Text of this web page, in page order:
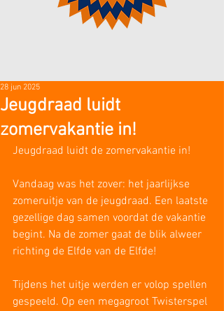
Jeugdraad luidt
zomervakantie in!
28 jun 2025
Jeugdraad luidt de zomervakantie in!
Vandaag was het zover: het jaarlijkse
zomeruitje van de jeugdraad. Een laatste
gezellige dag samen voordat de vakantie
begint. Na de zomer gaat de blik alweer
richting de Elfde van de Elfde!
Tijdens het uitje werden er volop spellen
gespeeld. Op een megagroot Twisterspel